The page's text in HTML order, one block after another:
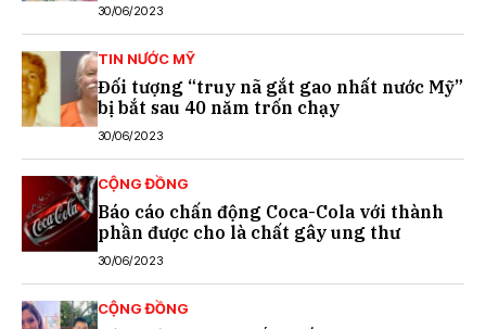
30/06/2023
TIN NƯỚC MỸ
Đối tượng “truy nã gắt gao nhất nước Mỹ”
bị bắt sau 40 năm trốn chạy
30/06/2023
CỘNG ĐỒNG
Báo cáo chấn động Coca-Cola với thành
phần được cho là chất gây ung thư
30/06/2023
CỘNG ĐỒNG